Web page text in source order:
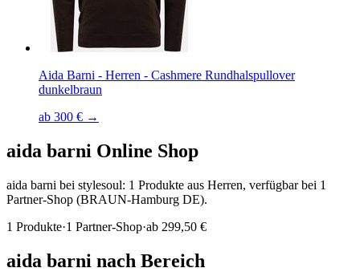
Aida Barni - Herren - Cashmere Rundhalspullover
dunkelbraun
ab 300 € →
aida barni Online Shop
aida barni bei stylesoul: 1 Produkte aus Herren, verfügbar bei 1
Partner-Shop (BRAUN-Hamburg DE).
1 Produkte·1 Partner-Shop·ab 299,50 €
aida barni nach Bereich